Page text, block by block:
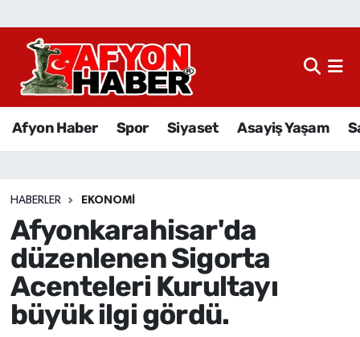
Afyon Haber Spor Siyaset Asayiş Yaşam
HABERLER EKONOMI
Afyonkarahisar'da
düzenlenen Sigorta
Acenteleri Kurultayı
büyük ilgi gördü.
Afyon Haber
Sağlık
Eğitim
Sivil Toplum